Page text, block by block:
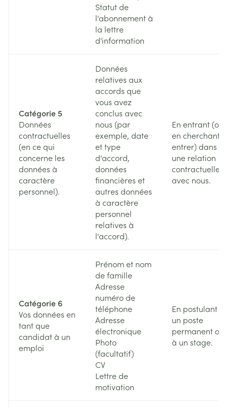
Statut de
l'abonnement à
la lettre
d'information
Catégorie 5
Données
contractuelles
(en ce qui
concerne les
données à
caractère
personnel).
Données
relatives aux
accords que
vous avez
conclus avec
nous (par
exemple, date
et type
d'accord,
données
financières et
autres données
à caractère
personnel
relatives à
l'accord).
En entrant (ou
en cherchant à
entrer) dans
une relation
contractuelle
avec nous.
Catégorie 6
Vos données en
tant que
candidat à un
emploi
Prénom et nom
de famille
Adresse
numéro de
téléphone
Adresse
électronique
Photo
(facultatif)
CV
Lettre de
motivation
En postulant à
un poste
permanent ou
à un stage.